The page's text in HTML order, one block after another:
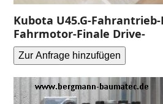
Kubota U45.G-
Fahrmotor-Finale Drive-
Zur Anfrage hinzufügen